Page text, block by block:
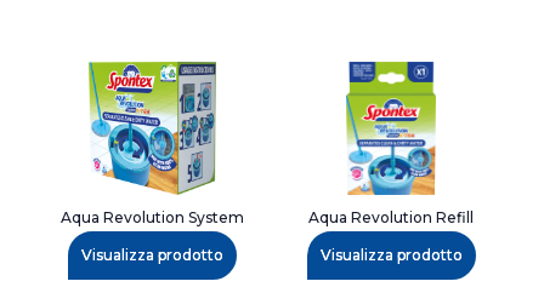
Aqua Revolution System
Visualizza prodotto
Aqua Revolution Refill
Visualizza prodotto